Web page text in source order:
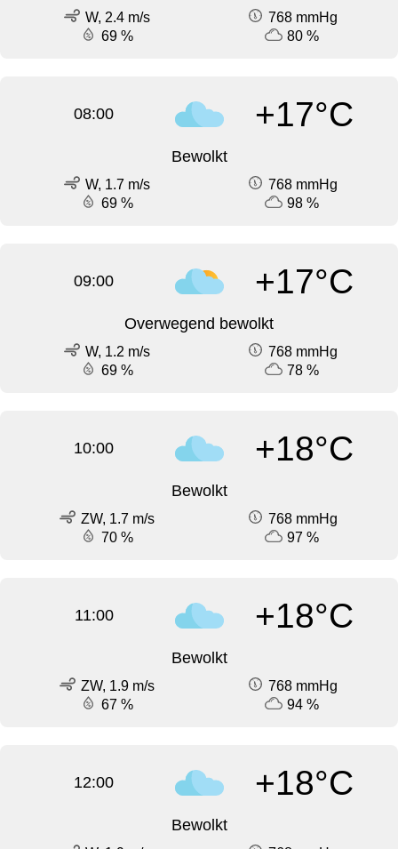
W, 2.4 m/s
768 mmHg
69 %
80 %
08:00 +17°C
Bewolkt
W, 1.7 m/s
768 mmHg
69 %
98 %
09:00 +17°C
Overwegend bewolkt
W, 1.2 m/s
768 mmHg
69 %
78 %
10:00 +18°C
Bewolkt
ZW, 1.7 m/s
768 mmHg
70 %
97 %
11:00 +18°C
Bewolkt
ZW, 1.9 m/s
768 mmHg
67 %
94 %
12:00 +18°C
Bewolkt